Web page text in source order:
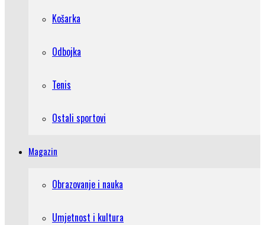
Košarka
Odbojka
Tenis
Ostali sportovi
Magazin
Obrazovanje i nauka
Umjetnost i kultura